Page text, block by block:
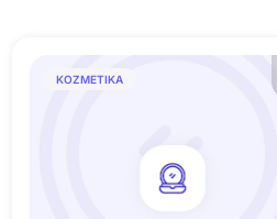
KOZMETIKA